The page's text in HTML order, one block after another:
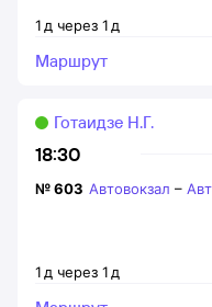
1 д через 1 д
Маршрут
18:30
Готаидзе Н.Г.
1 д через 1 д
№603 Автовокзал –